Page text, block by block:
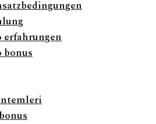
erfahrungen
bonus